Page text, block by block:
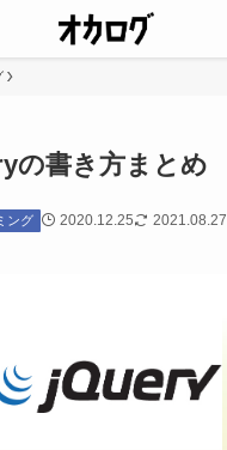
の書き方まとめ
ング 2020.12.25 2021.08.27